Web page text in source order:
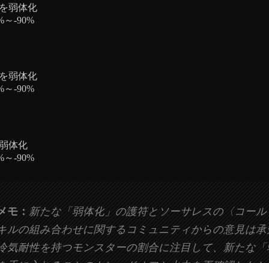
弱体化
～-90%
弱体化
～-90%
体化
～-90%
モ： 新たな「弱体化」の護符とソーサレスの〈コー
ルの組み合わせに関するコミュニティからの意見は
気耐性を持つモンスターの割合に注目して、新たな